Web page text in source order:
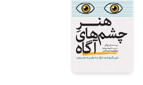
بدون اجازه وارد شوید
در جایی مشکوک غذا بخورید
پلاک‌ها را بخوانید
در این هفته ده مشاهده بدون استعاره